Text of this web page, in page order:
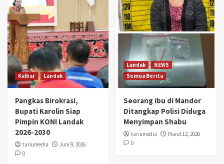
Kalbar Landak
Pangkas Birokrasi,
Bupati Karolin Siap
Pimpin KONI Landak
2026-2030
tariumedia
Juni 9, 2026
0
Landak
NEWS
Semua Berita
Seorang ibu di Mandor
Ditangkap Polisi Diduga
Menyimpan Shabu
tariumedia
Maret 12, 2026
0